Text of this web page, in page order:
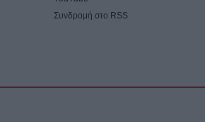
Συνδρομή στο RSS